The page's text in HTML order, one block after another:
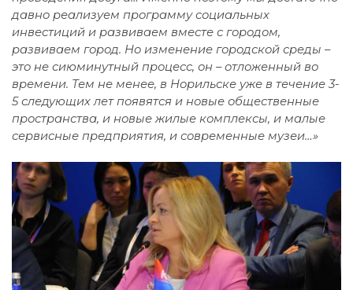
давно реализуем программу социальных
инвестиций и развиваем вместе с городом,
развиваем город. Но изменение городской среды –
это не сиюминутный процесс, он – отложенный во
времени. Тем не менее, в Норильске уже в течение 3-
5 следующих лет появятся и новые общественные
пространства, и новые жилые комплексы, и малые
сервисные предприятия, и современные музеи…»